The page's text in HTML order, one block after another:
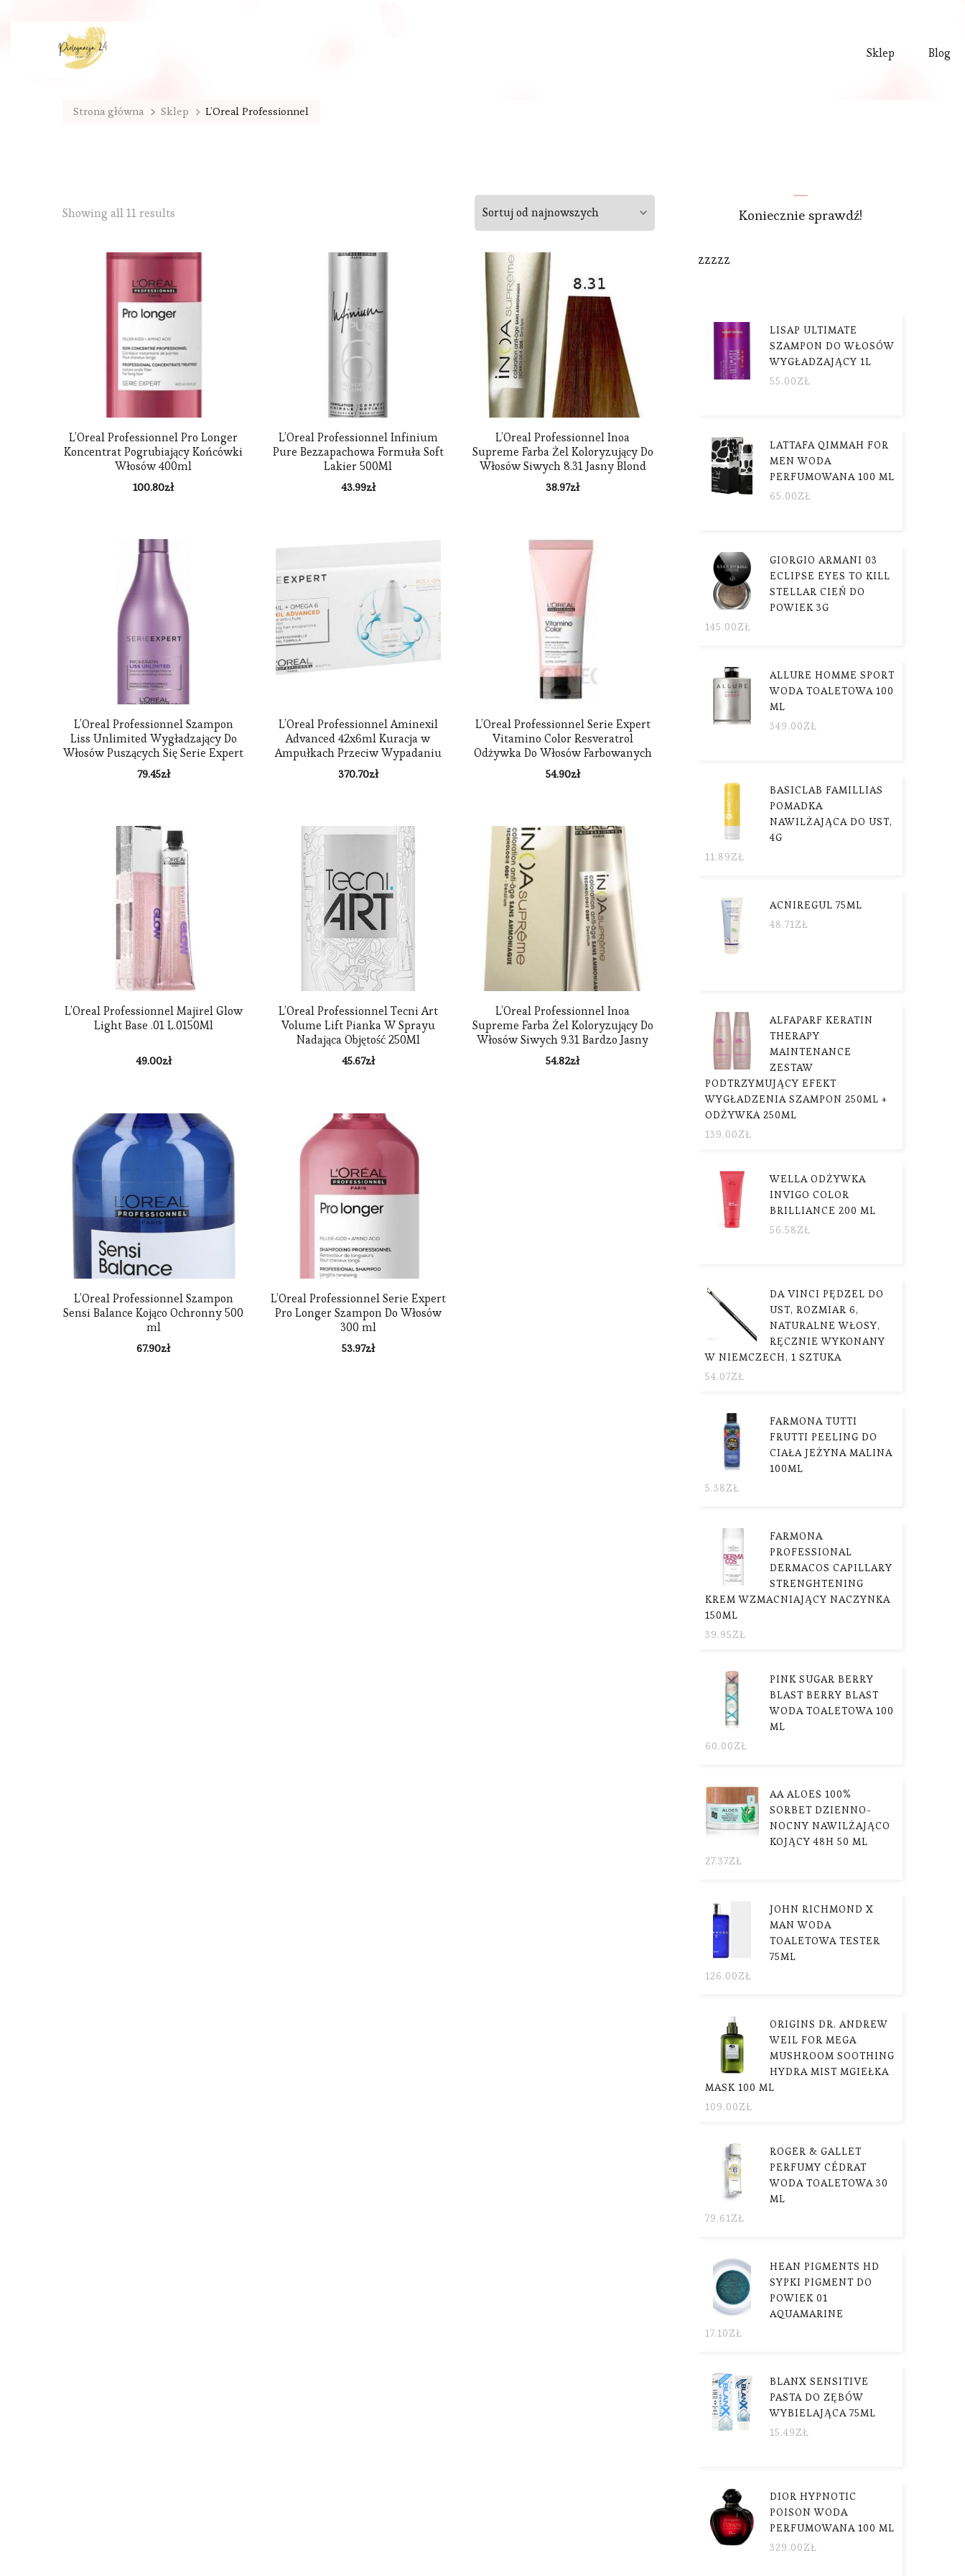
Sklep Blog
Strona główna Sklep L’Oreal Professionnel
Showing all 11 results
latest
L’Oreal Professionnel Pro Longer
Koncentrat Pogrubiający Końcówki
Włosów 400ml
100.80zł
L’Oreal Professionnel Infinium
Pure Bezzapachowa Formuła Soft
Lakier 500Ml
43.99zł
L’Oreal Professionnel Inoa
Supreme Farba Żel Koloryzujący Do
Włosów Siwych 8.31 Jasny Blond
Złocisto-Popielat 60 G
38.97zł
L’Oreal Professionnel Szampon
Liss Unlimited Wygładzający Do
Włosów Puszących Się Serie Expert
500Ml
79.45zł
L’Oreal Professionnel Aminexil
Advanced 42x6ml Kuracja w
Ampułkach Przeciw Wypadaniu
Włosów.
370.70zł
L’Oreal Professionnel Serie Expert
Vitamino Color Resveratrol
Odżywka Do Włosów Farbowanych
200 Ml
54.90zł
L’Oreal Professionnel Majirel Glow
Light Base .01 L.0150Ml
49.00zł
L’Oreal Professionnel Tecni Art
Volume Lift Pianka W Sprayu
Nadająca Objętość 250Ml
45.67zł
L’Oreal Professionnel Inoa
Supreme Farba Żel Koloryzujący Do
Włosów Siwych 9.31 Bardzo Jasny
Blond Złocisto-Popielaty 60 G
54.82zł
L’Oreal Professionnel Szampon
Sensi Balance Kojąco Ochronny 500
ml
67.90zł
L’Oreal Professionnel Serie Expert
Pro Longer Szampon Do Włosów
300 ml
53.97zł
Koniecznie sprawdź!
zzzzz
LISAP ULTIMATE
SZAMPON DO WŁOSÓW
WYGŁADZAJĄCY 1L
55.00ZŁ
LATTAFA QIMMAH FOR
MEN WODA
PERFUMOWANA 100 ML
65.00ZŁ
GIORGIO ARMANI 03
ECLIPSE EYES TO KILL
STELLAR CIEŃ DO
POWIEK 3G
145.00ZŁ
ALLURE HOMME SPORT
WODA TOALETOWA 100
ML
349.00ZŁ
BASICLAB FAMILLIAS
POMADKA
NAWILŻAJĄCA DO UST,
4G
11.89ZŁ
ACNIREGUL 75ML
48.71ZŁ
ALFAPARF KERATIN
THERAPY
MAINTENANCE
ZESTAW
PODTRZYMUJĄCY EFEKT
WYGŁADZENIA SZAMPON 250ML +
ODŻYWKA 250ML
139.00ZŁ
WELLA ODŻYWKA
INVIGO COLOR
BRILLIANCE 200 ML
56.58ZŁ
DA VINCI PĘDZEL DO
UST, ROZMIAR 6,
NATURALNE WŁOSY,
RĘCZNIE WYKONANY
W NIEMCZECH, 1 SZTUKA
54.07ZŁ
FARMONA TUTTI
FRUTTI PEELING DO
CIAŁA JEŻYNA MALINA
100ML
5.38ZŁ
FARMONA
PROFESSIONAL
DERMACOS CAPILLARY
STRENGHTENING
KREM WZMACNIAJĄCY NACZYNKA
150ML
39.95ZŁ
PINK SUGAR BERRY
BLAST BERRY BLAST
WODA TOALETOWA 100
ML
60.00ZŁ
AA ALOES 100%
SORBET DZIENNO-
NOCNY NAWILŻAJĄCO
KOJĄCY 48H 50 ML
27.37ZŁ
JOHN RICHMOND X
MAN WODA
TOALETOWA TESTER
75ML
126.00ZŁ
ORIGINS DR. ANDREW
WEIL FOR MEGA
MUSHROOM SOOTHING
HYDRA MIST MGIEŁKA
MASK 100 ML
109.00ZŁ
ROGER & GALLET
PERFUMY CÉDRAT
WODA TOALETOWA 30
ML
79.61ZŁ
HEAN PIGMENTS HD
SYPKI PIGMENT DO
POWIEK 01
AQUAMARINE
17.10ZŁ
BLANX SENSITIVE
PASTA DO ZĘBÓW
WYBIELAJĄCA 75ML
15.49ZŁ
DIOR HYPNOTIC
POISON WODA
PERFUMOWANA 100 ML
329.00ZŁ